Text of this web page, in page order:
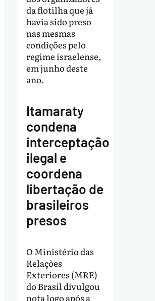
da flotilha que já
havia sido preso
nas mesmas
condições pelo
regime israelense,
em junho deste
ano.
Itamaraty
condena
interceptação
ilegal e
coordena
libertação de
brasileiros
presos
O Ministério das
Relações
Exteriores (MRE)
do Brasil divulgou
nota logo após a